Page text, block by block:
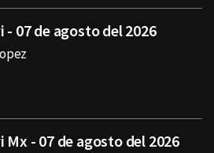
- 07 de agosto del 2026
Mx - 07 de agosto del 2026